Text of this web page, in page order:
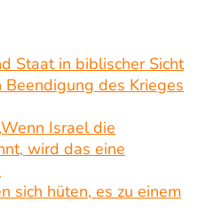
Staat in biblischer Sicht
des Krieges
Israel die
wird das eine
sich hüten, es zu einem